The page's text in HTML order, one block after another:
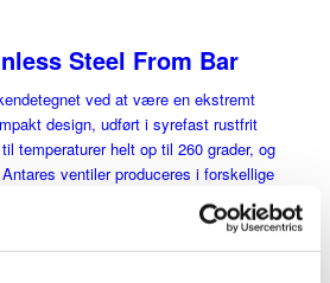
Steel From Bar
ved at være en ekstremt
design, udført i syrefast rustfrit
temperaturer helt op til 260 grader, og
ventiler produceres i forskellige